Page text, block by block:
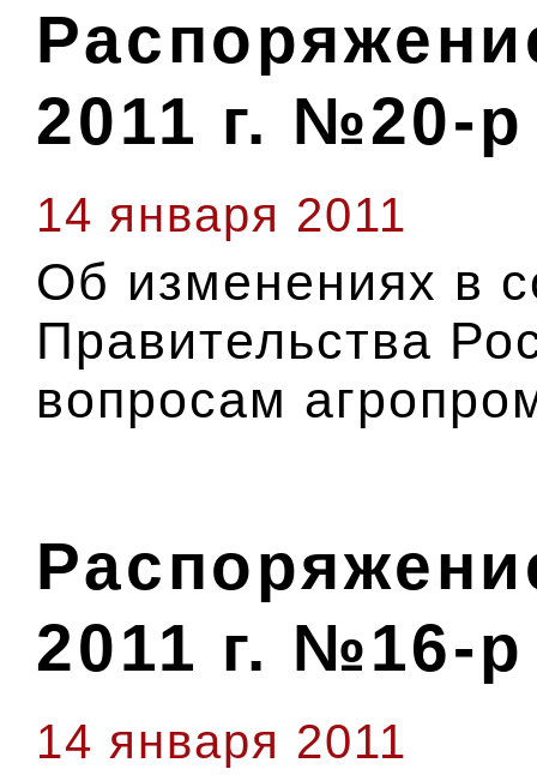
2011 г. №20-р
14 января 2011
Об изменениях в
Правительства
вопросам
2011 г. №16-р
14 января 2011